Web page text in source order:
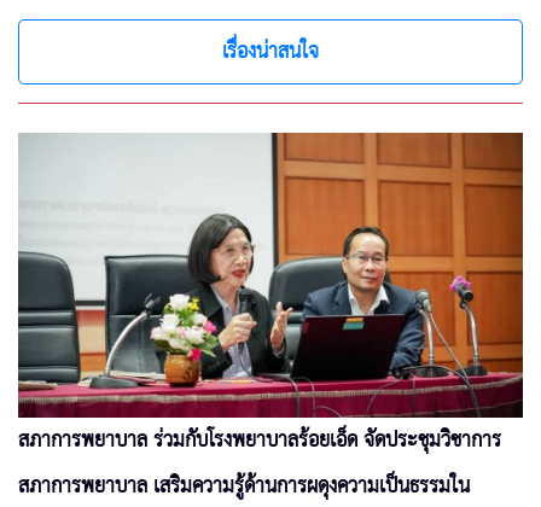
เรื่องน่าสนใจ
สภาการพยาบาล ร่วมกับโรงพยาบาลร้อยเอ็ด จัดประชุมวิชาการ
สภาการพยาบาล เสริมความรู้ด้านการผดุงความเป็นธรรมใน